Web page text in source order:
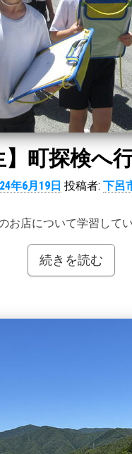
】町探検へ
年6月19日 投稿者: 下呂
お店について学習して
続きを読む